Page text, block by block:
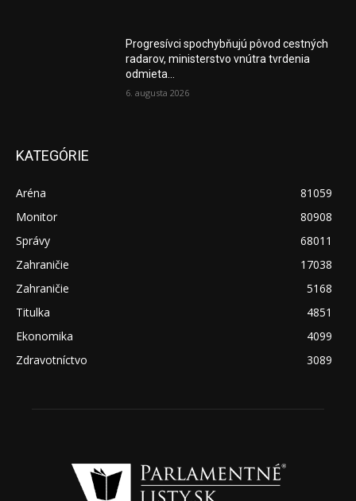
Progresívci spochybňujú pôvod cestných
radarov, ministerstvo vnútra tvrdenia
odmieta...
6. augusta 2026
KATEGÓRIE
Aréna
81059
Monitor
80908
Správy
68011
Zahraničie
17038
Zahraničie
5168
Titulka
4851
Ekonomika
4099
Zdravotníctvo
3089